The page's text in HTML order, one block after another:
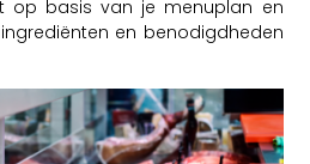
op basis van je menuplan en
en benodigdheden